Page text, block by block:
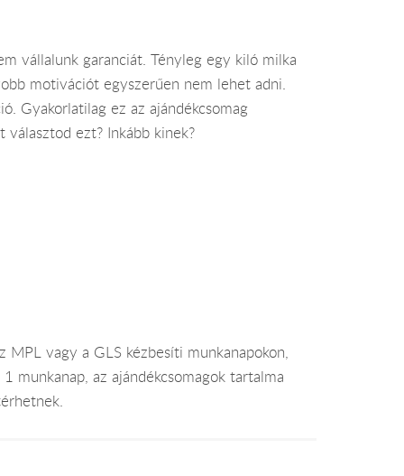
vállalunk garanciát. Tényleg egy kiló milka
motivációt egyszerűen nem lehet adni.
Gyakorlatilag ez az ajándékcsomag
ezt? Inkább kinek?
MPL vagy a GLS kézbesíti munkanapokon,
munkanap, az ajándékcsomagok tartalma